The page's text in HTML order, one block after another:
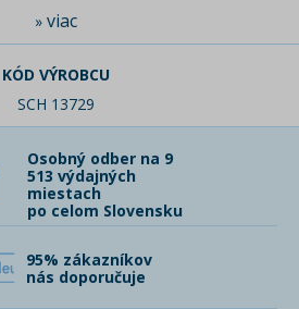
» viac
KÓD VÝROBCU
SCH 13729
Osobný odber na 9
513 výdajných
miestach
po celom Slovensku
95% zákazníkov
nás doporučuje